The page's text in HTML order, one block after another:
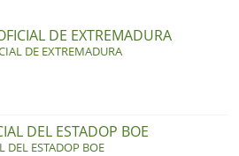
DE EXTREMADURA
DE EXTREMADURA
DEL ESTADOP BOE
DEL ESTADOP BOE